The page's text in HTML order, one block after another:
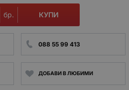
бр. КУПИ
088 55 99 413
ДОБАВИ В ЛЮБИМИ